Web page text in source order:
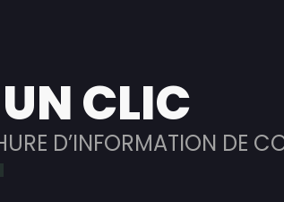
CLIC
D’INFORMATION DE